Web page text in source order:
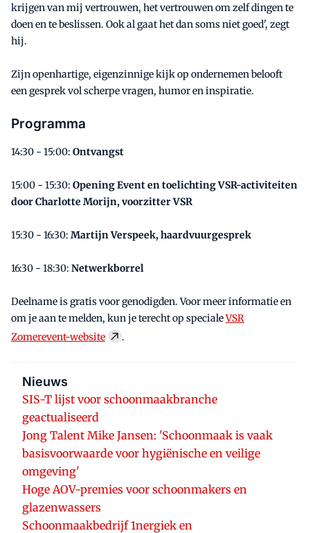
krijgen van mij vertrouwen, het vertrouwen om zelf dingen te
doen en te beslissen. Ook al gaat het dan soms niet goed', zegt
hij.
Zijn openhartige, eigenzinnige kijk op ondernemen belooft
een gesprek vol scherpe vragen, humor en inspiratie.
Programma
14:30 - 15:00: Ontvangst
15:00 - 15:30: Opening Event en toelichting VSR-activiteiten
door Charlotte Morijn, voorzitter VSR
15:30 - 16:30: Martijn Verspeek, haardvuurgesprek
16:30 - 18:30: Netwerkborrel
Deelname is gratis voor genodigden. Voor meer informatie en
om je aan te melden, kun je terecht op specialeVSR
Zomerevent-website
.
Nieuws
SIS-T lijst voor schoonmaakbranche
geactualiseerd
Jong Talent Mike Jansen: 'Schoonmaak is vaak
basisvoorwaarde voor hygiënische en veilige
omgeving'
Hoge AOV-premies voor schoonmakers en
glazenwassers
Schoonmaakbedrijf 1nergiek en